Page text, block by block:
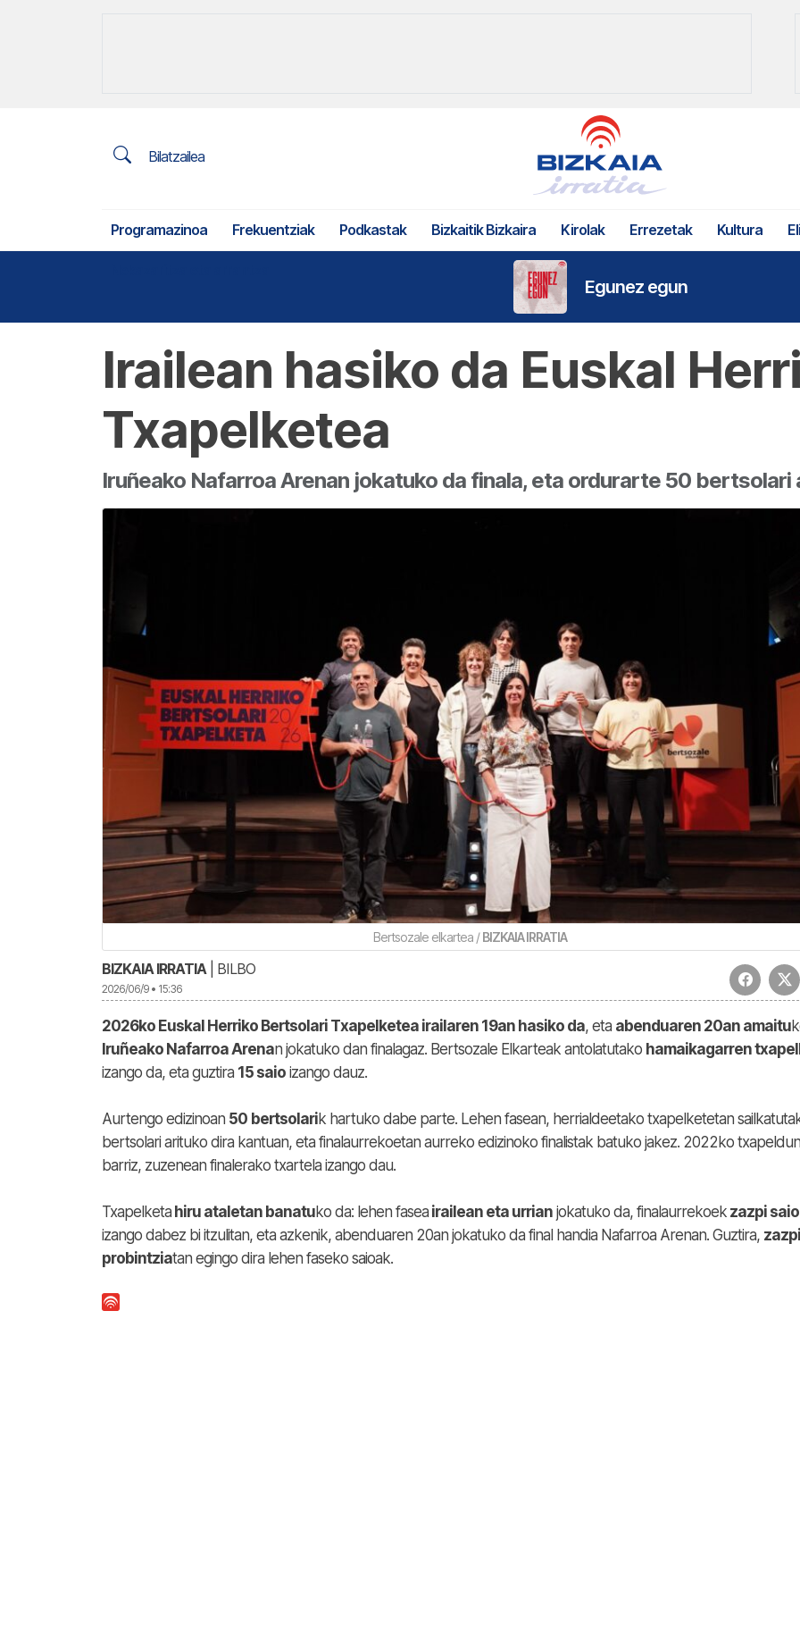
Bilatzailea
Programazinoa Frekuentziak Podkastak Bizkaitik Bizkaira Kirolak Errezetak Kultura
Egunez egun
Irailean hasiko da Euskal
Txapelketea
Iruñeako Nafarroa Arenan jokatuko da finala, eta ordurarte 50 bertsolari
Bertsozale elkartea /BIZKAIA IRRATIA
BIZKAIA IRRATIA| BILBO
2026/06/9 • 15:36
2026ko Euskal Herriko Bertsolari Txapelketea irailaren 19an hasiko da, eta abenduaren 20an amaitu
Iruñeako Nafarroa Arenan jokatuko dan finalagaz. Bertsozale Elkarteak antolatutako hamaikagarren
izango da, eta guztira 15 saio izango dauz.
Aurtengo edizinoan 50 bertsolarik hartuko dabe parte. Lehen fasean, herrialdeetako txapelketetan
bertsolari arituko dira kantuan, eta finalaurrekoetan aurreko edizinoko finalistak batuko jakez. 2022ko
barriz, zuzenean finalerako txartela izango dau.
Txapelketa hiru ataletan banatuko da: lehen fasea irailean eta urrian jokatuko da, finalaurrekoek zazpi saio
izango dabez bi itzulitan, eta azkenik, abenduaren 20an jokatuko da final handia Nafarroa Arenan. Guztira, zazpi
probintziatan egingo dira lehen faseko saioak.